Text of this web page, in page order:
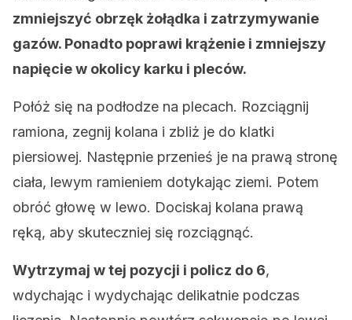
zmniejszyć obrzęk żołądka i zatrzymywanie
gazów. Ponadto poprawi krążenie i zmniejszy
napięcie w okolicy karku i pleców.
Połóż się na podłodze na plecach. Rozciągnij
ramiona, zegnij kolana i zbliż je do klatki
piersiowej. Następnie przenieś je na prawą stronę
ciała, lewym ramieniem dotykając ziemi. Potem
obróć głowę w lewo. Dociskaj kolana prawą
ręką, aby skuteczniej się rozciągnąć.
Wytrzymaj w tej pozycji i policz do 6,
wdychając i wydychając delikatnie podczas